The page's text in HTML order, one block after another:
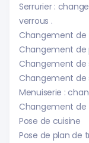
Serrurier :
verrous .
Changement de
Changement de
Changement de
Changement de
Menuiserie :
Changement de
Pose de cuisine
Pose de plan de